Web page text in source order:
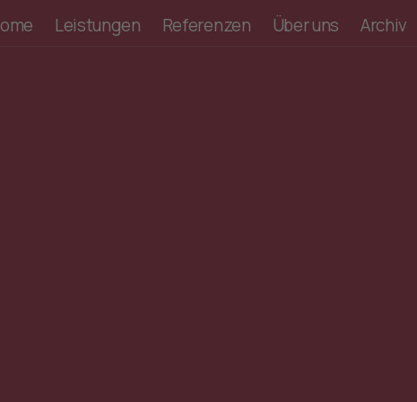
Leistungen Referenzen Über uns Archiv